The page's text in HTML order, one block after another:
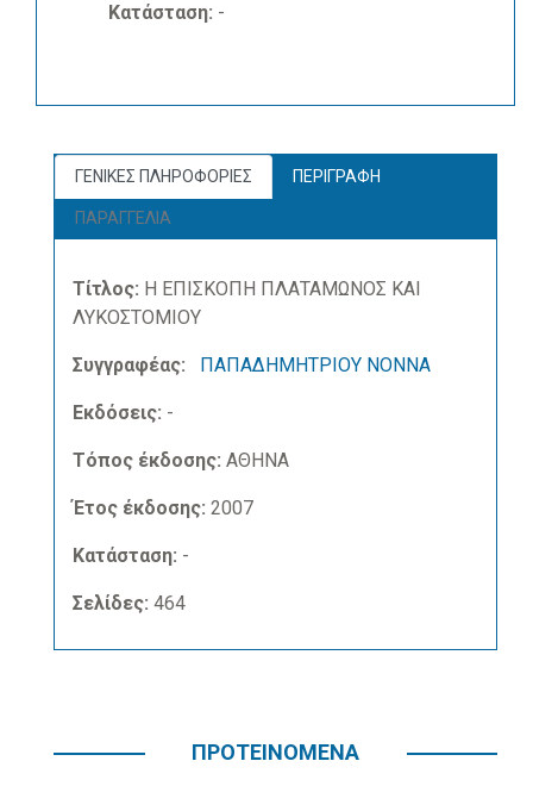
Κατάσταση: -
ΓΕΝΙΚΕΣ ΠΛΗΡΟΦΟΡΙΕΣ ΠΕΡΙΓΡΑΦΗ
ΠΑΡΑΓΓΕΛΙΑ
Τίτλος: Η ΕΠΙΣΚΟΠΗ ΠΛΑΤΑΜΩΝΟΣ ΚΑΙ
ΛΥΚΟΣΤΟΜΙΟΥ
Συγγραφέας: ΠΑΠΑΔΗΜΗΤΡΙΟΥ ΝΟΝΝΑ
Εκδόσεις: -
Τόπος έκδοσης: ΑΘΗΝΑ
Έτος έκδοσης: 2007
Κατάσταση: -
Σελίδες: 464
ΠΡΟΤΕΙΝΟΜΕΝΑ